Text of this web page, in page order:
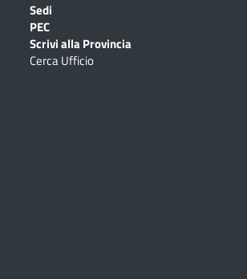
Sedi
PEC
Scrivi alla Provincia
Cerca Ufficio